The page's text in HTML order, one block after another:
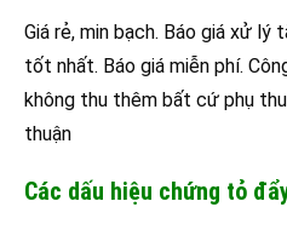
Giá rẻ, min bạch. Báo giá xử lý
tốt nhất. Báo giá miễn phí.
không thu thêm bất cứ phụ
thuận
Các dấu hiệu chứng tỏ